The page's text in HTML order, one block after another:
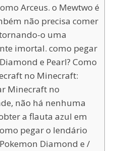
Arceus. o Mewtwo é
não precisa comer
o uma
imortal. como pegar
e Pearl? Como
no Minecraft:
Minecraft no
não há nenhuma
a flauta azul em
pegar o lendário
Diamond e /